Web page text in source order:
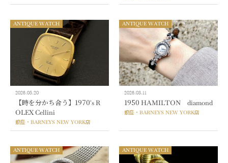
ANTIQUE WATCH
2026.05.20
【時を分かち合う】1970's R
OLEX Cellini
銀座・BARNEYS NEW YORK店
ANTIQUE WATCH
2026.03.11
1950 HAMILTON diamond
銀座・BARNEYS NEW YORK店
ANTIQUE WATCH ANTIQUE WATCH